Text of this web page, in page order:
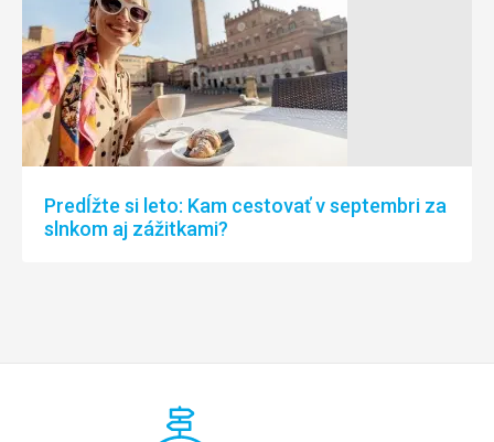
Predĺžte si leto: Kam cestovať v septembri za
slnkom aj zážitkami?